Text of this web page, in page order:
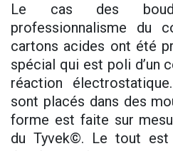
Le cas des
professionnalisme du
cartons acides ont été
spécial qui est poli d’un
réaction
sont placés dans des
forme est faite sur
du Tyvek©. Le tout est